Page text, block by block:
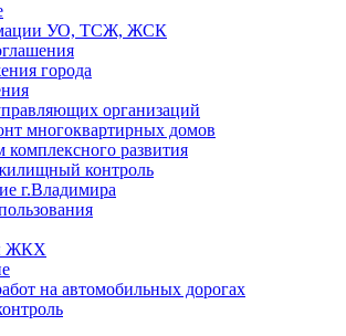
УО, ТСЖ, ЖСК
города
организаций
многоквартирных домов
развития
контроль
г.Владимира
ЖКХ
на автомобильных дорогах